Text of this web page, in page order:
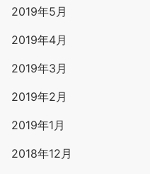
2019年5月
2019年4月
2019年3月
2019年2月
2019年1月
2018年12月